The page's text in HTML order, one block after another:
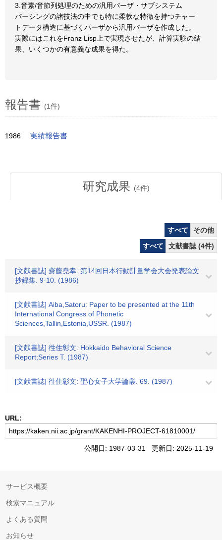
3.音素/音節列処理のための汎用パーザ・サブシステム
パーシングの諸技法の中でも特に柔軟な特徴を持つチャー
トデータ構造に基づくパーザから汎用パーザを作成した。
実際にはこれをFranz Lisp上で実現させたが、計算実験の結
果、いくつかの有意義な成果を得た。
報告書 (1件)
1986 実績報告書
研究成果 (4件)
すべて
その他
すべて
文献書誌 (4件)
[文献書誌] 齋藤堯幸: 第14回日本行動計量学会大会発表論文
抄録集. 9-10. (1986)
[文献書誌] Aiba,Satoru: Paper to be presented at the 11th
International Congress of Phonetic
Sciences,Tallin,Estonia,USSR. (1987)
[文献書誌] 徃住彰文: Hokkaido Behavioral Science
Report;Series T. (1987)
[文献書誌] 徃住彰文: 聖心女子大学論叢. 69. (1987)
URL:
公開日: 1987-03-31 更新日: 2025-11-19
サービス概要
検索マニュアル
よくある質問
お知らせ